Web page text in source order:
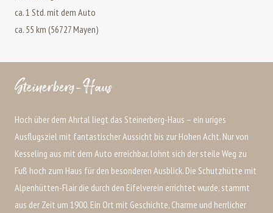
ca. 1 Std. mit dem Auto
ca. 55 km (56727 Mayen)
Steinerberg-Haus
Hoch über dem Ahrtal liegt das Steinerberg-Haus – ein uriges
Ausflugsziel mit fantastischer Aussicht bis zur Hohen Acht. Nur von
Kesseling aus mit dem Auto erreichbar, lohnt sich der steile Weg zu
Fuß hoch zum Haus für den besonderen Ausblick. Die Schutzhütte mit
Alpenhütten-Flair die durch den Eifelverein errichtet wurde, stammt
aus der Zeit um 1900. Ein Ort mit Geschichte, Charme und herrlicher